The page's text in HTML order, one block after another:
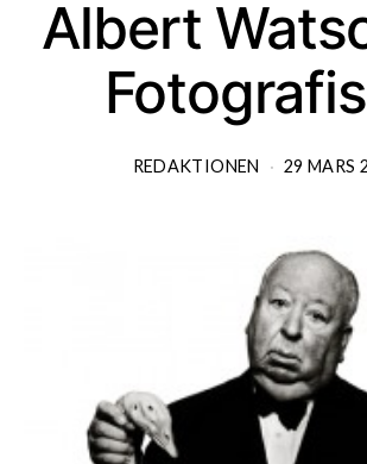
Albert
REDAKTIONEN 29 MARS